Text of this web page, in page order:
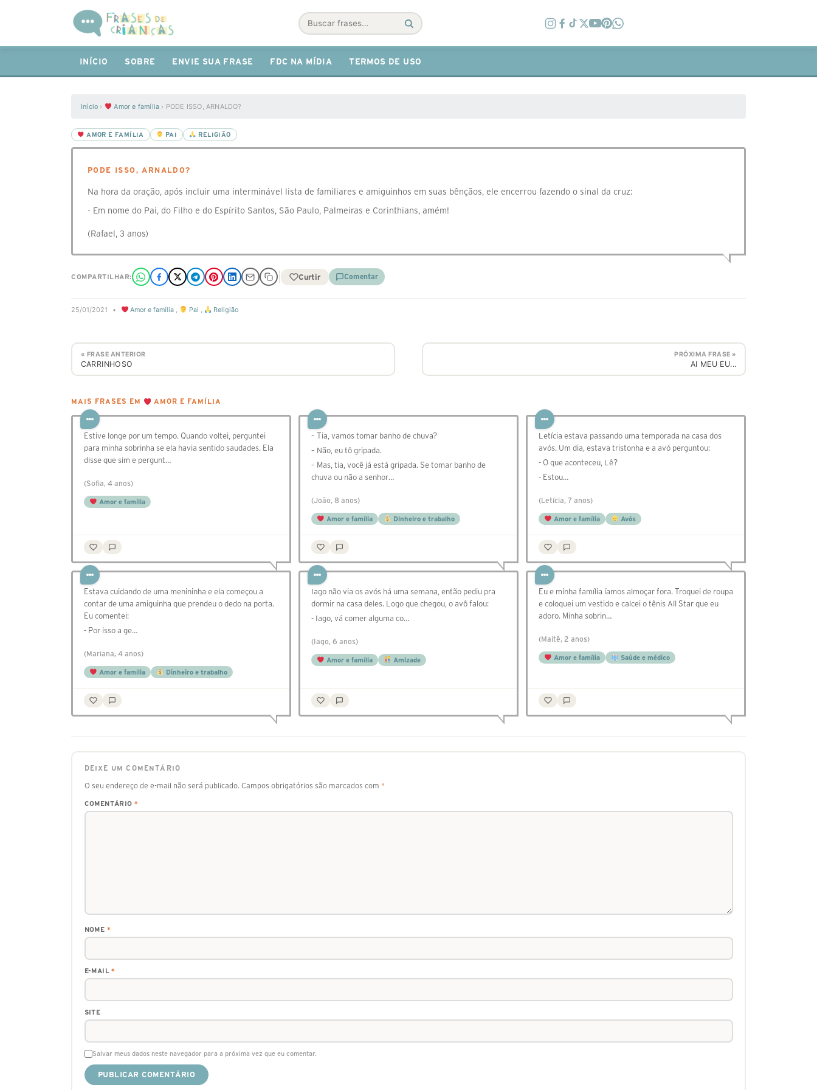
Buscar
INÍCIO SOBRE ENVIE SUA FRASE FDC NA MÍDIA TERMOS DE USO
Início › Amor e família › PODE ISSO, ARNALDO?
AMOR E FAMÍLIA PAI RELIGIÃO
PODE ISSO, ARNALDO?
Na hora da oração, após incluir uma interminável lista de familiares e amiguinhos em suas bênçãos, ele encerrou fazendo o sinal da cruz:
- Em nome do Pai, do Filho e do Espírito Santos, São Paulo, Palmeiras e Corinthians, amém!
(Rafael, 3 anos)
COMPARTILHAR: Curtir Comentar
25/01/2021 • Amor e família , Pai , Religião
« FRASE ANTERIOR
CARRINHOSO
PRÓXIMA FRASE »
AI MEU EU...
MAIS FRASES EM AMOR E FAMÍLIA
Estive longe por um tempo. Quando voltei, perguntei
para minha sobrinha se ela havia sentido saudades. Ela
disse que sim e pergunt…
(Sofia, 4 anos)
Amor e família
– Tia, vamos tomar banho de chuva?
– Não, eu tô gripada.
– Mas, tia, você já está gripada. Se tomar banho de
chuva ou não a senhor…
(João, 8 anos)
Amor e família Dinheiro e trabalho
Letícia estava passando uma temporada na casa dos
avós. Um dia, estava tristonha e a avó perguntou:
- O que aconteceu, Lê?
- Estou…
(Letícia, 7 anos)
Amor e família Avós
Estava cuidando de uma menininha e ela começou a
contar de uma amiguinha que prendeu o dedo na porta.
Eu comentei:
- Por isso a ge…
(Mariana, 4 anos)
Amor e família Dinheiro e trabalho
Iago não via os avós há uma semana, então pediu pra
dormir na casa deles. Logo que chegou, o avô falou:
- Iago, vá comer alguma co…
(Iago, 6 anos)
Amor e família Amizade
Eu e minha família íamos almoçar fora. Troquei de roupa
e coloquei um vestido e calcei o tênis All Star que eu
adoro. Minha sobrin…
(Maitê, 2 anos)
Amor e família Saúde e médico
DEIXE UM COMENTÁRIO
O seu endereço de e-mail não será publicado. Campos obrigatórios são marcados com *
COMENTÁRIO *
NOME *
E-MAIL*
SITE
Salvar meus dados neste navegador para a próxima vez que eu comentar.